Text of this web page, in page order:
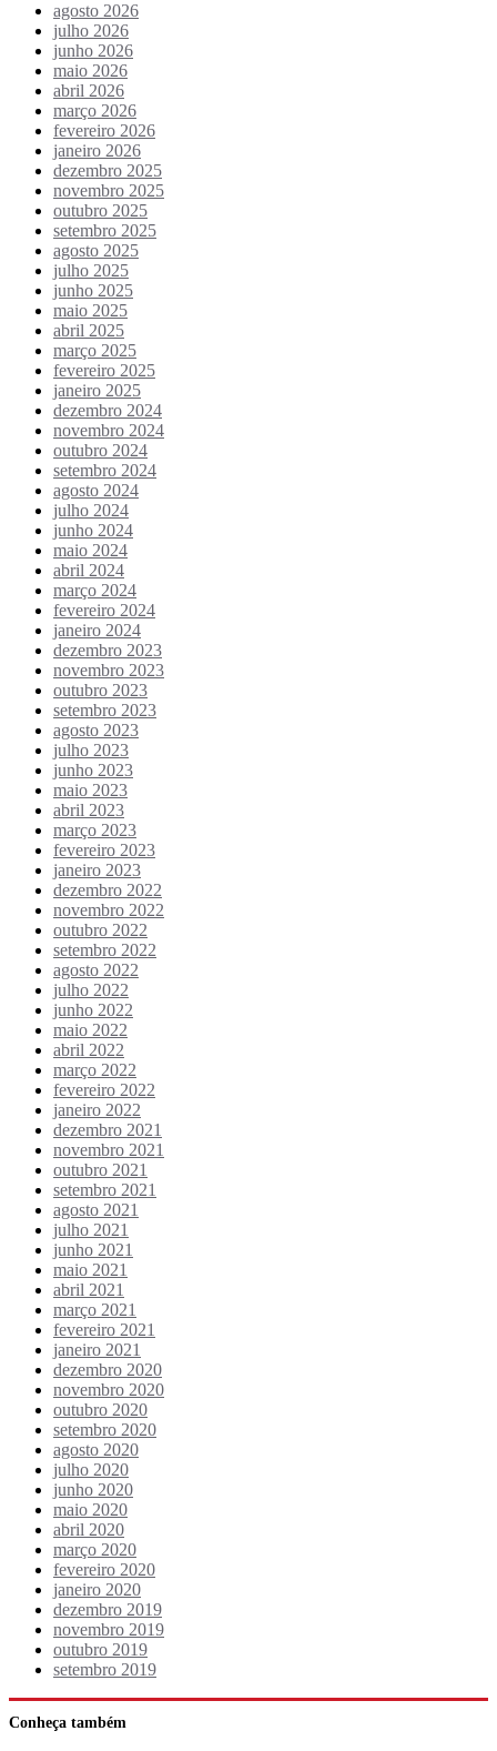
agosto 2026
julho 2026
junho 2026
maio 2026
abril 2026
março 2026
fevereiro 2026
janeiro 2026
dezembro 2025
novembro 2025
outubro 2025
setembro 2025
agosto 2025
julho 2025
junho 2025
maio 2025
abril 2025
março 2025
fevereiro 2025
janeiro 2025
dezembro 2024
novembro 2024
outubro 2024
setembro 2024
agosto 2024
julho 2024
junho 2024
maio 2024
abril 2024
março 2024
fevereiro 2024
janeiro 2024
dezembro 2023
novembro 2023
outubro 2023
setembro 2023
agosto 2023
julho 2023
junho 2023
maio 2023
abril 2023
março 2023
fevereiro 2023
janeiro 2023
dezembro 2022
novembro 2022
outubro 2022
setembro 2022
agosto 2022
julho 2022
junho 2022
maio 2022
abril 2022
março 2022
fevereiro 2022
janeiro 2022
dezembro 2021
novembro 2021
outubro 2021
setembro 2021
agosto 2021
julho 2021
junho 2021
maio 2021
abril 2021
março 2021
fevereiro 2021
janeiro 2021
dezembro 2020
novembro 2020
outubro 2020
setembro 2020
agosto 2020
julho 2020
junho 2020
maio 2020
abril 2020
março 2020
fevereiro 2020
janeiro 2020
dezembro 2019
novembro 2019
outubro 2019
setembro 2019
Conheça também